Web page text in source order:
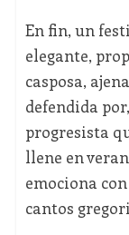
En fin, un
elegante,
casposa,
defendida
progresista
llene en
emociona
cantos